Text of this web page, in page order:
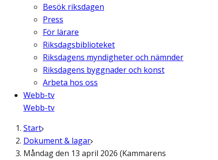
Besök riksdagen
Press
För lärare
Riksdagsbiblioteket
Riksdagens myndigheter och nämnder
Riksdagens byggnader och konst
Arbeta hos oss
Webb-tv
Webb-tv
Start
Dokument & lagar
Måndag den 13 april 2026 (Kammarens